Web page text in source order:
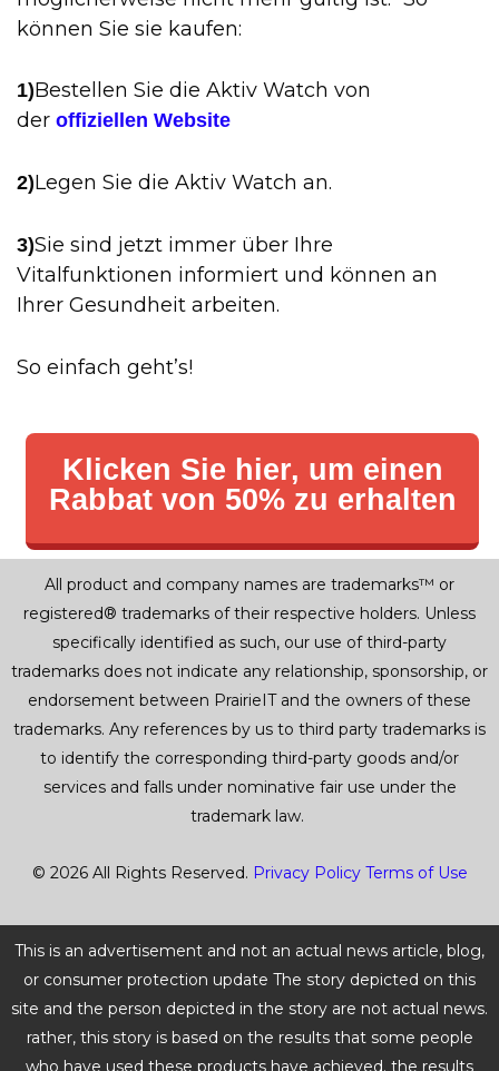
können Sie sie kaufen:
1)Bestellen Sie die Aktiv Watch von
der offiziellen Website
2)Legen Sie die Aktiv Watch an.
3)Sie sind jetzt immer über Ihre
Vitalfunktionen informiert und können an
Ihrer Gesundheit arbeiten.
So einfach geht’s!
Klicken Sie hier, um einen
Rabbat von 50% zu erhalten
All product and company names are trademarks™ or
registered® trademarks of their respective holders. Unless
specifically identified as such, our use of third-party
trademarks does not indicate any relationship, sponsorship, or
endorsement between PrairieIT and the owners of these
trademarks. Any references by us to third party trademarks is
to identify the corresponding third-party goods and/or
services and falls under nominative fair use under the
trademark law.
© 2026 All Rights Reserved. Privacy Policy Terms of Use
This is an advertisement and not an actual news article, blog,
or consumer protection update The story depicted on this
site and the person depicted in the story are not actual news.
rather, this story is based on the results that some people
who have used these products have achieved. the results